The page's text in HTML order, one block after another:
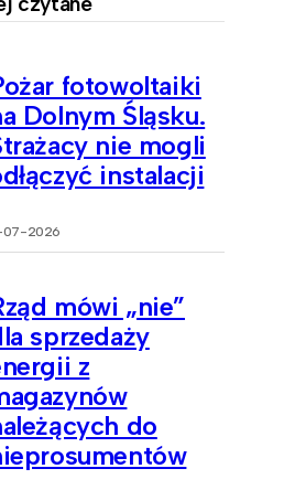
fotowoltaiki
Dolnym Śląsku.
nie mogli
instalacji
07-2026
mówi „nie”
sprzedaży
z
do